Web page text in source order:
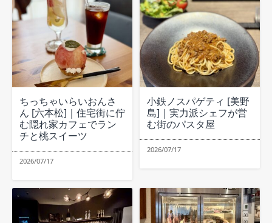
ちっちゃいらいおんさ
ん [六本松]｜住宅街に佇
む隠れ家カフェでラン
チと桃スイーツ
2026/07/17
小鉄ノスパゲティ [美野
島]｜実力派シェフが営
む街のパスタ屋
2026/07/17